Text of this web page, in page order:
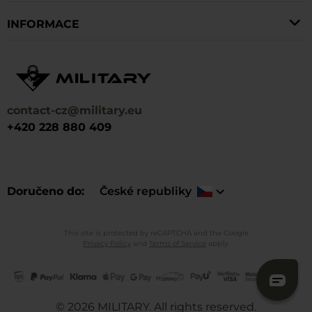
contact-cz@military.eu
+420 228 880 409
Doručeno do České republiky
INFORMACE
© 2026 MILITARY. All rights reserved.
This site is protected by reCAPTCHA and the Google
Privacy Policy
and Terms of Service apply.